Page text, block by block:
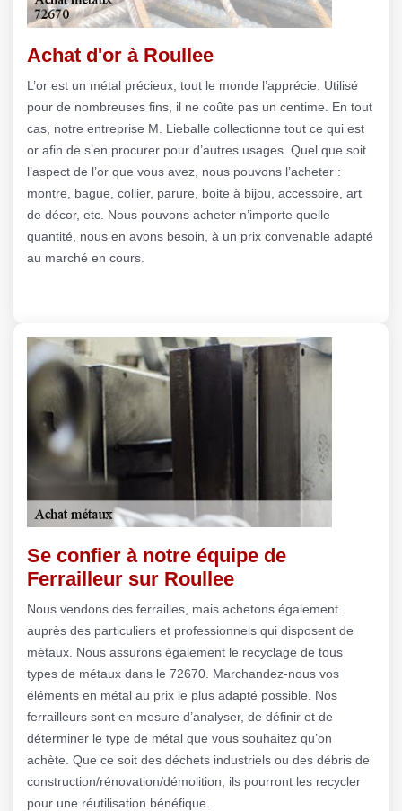
Achat d'or à Roullee
L’or est un métal précieux, tout le monde l’apprécie. Utilisé
pour de nombreuses fins, il ne coûte pas un centime. En tout
cas, notre entreprise M. Lieballe collectionne tout ce qui est
or afin de s’en procurer pour d’autres usages. Quel que soit
l’aspect de l’or que vous avez, nous pouvons l’acheter :
montre, bague, collier, parure, boite à bijou, accessoire, art
de décor, etc. Nous pouvons acheter n’importe quelle
quantité, nous en avons besoin, à un prix convenable adapté
au marché en cours.
Se confier à notre équipe de
Ferrailleur sur Roullee
Nous vendons des ferrailles, mais achetons également
auprès des particuliers et professionnels qui disposent de
métaux. Nous assurons également le recyclage de tous
types de métaux dans le 72670. Marchandez-nous vos
éléments en métal au prix le plus adapté possible. Nos
ferrailleurs sont en mesure d’analyser, de définir et de
déterminer le type de métal que vous souhaitez qu’on
achète. Que ce soit des déchets industriels ou des débris de
construction/rénovation/démolition, ils pourront les recycler
pour une réutilisation bénéfique.